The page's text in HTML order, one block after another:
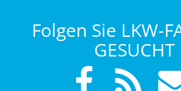
Folgen Sie LKW-
GESUCHT